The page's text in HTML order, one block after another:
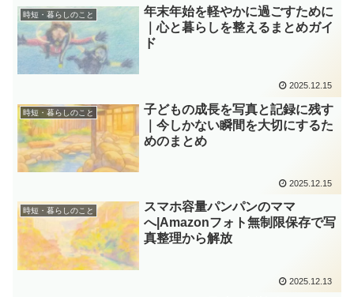
時短・暮らしのこと
年末年始を軽やかに過ごすために
｜心と暮らしを整えるまとめガイ
ド
2025.12.15
時短・暮らしのこと
子どもの成長を写真と記録に残す
｜今しかない瞬間を大切にするた
めのまとめ
2025.12.15
時短・暮らしのこと
スマホ容量パンパンのママ
へ|Amazonフォト無制限保存で写
真整理から解放
2025.12.13